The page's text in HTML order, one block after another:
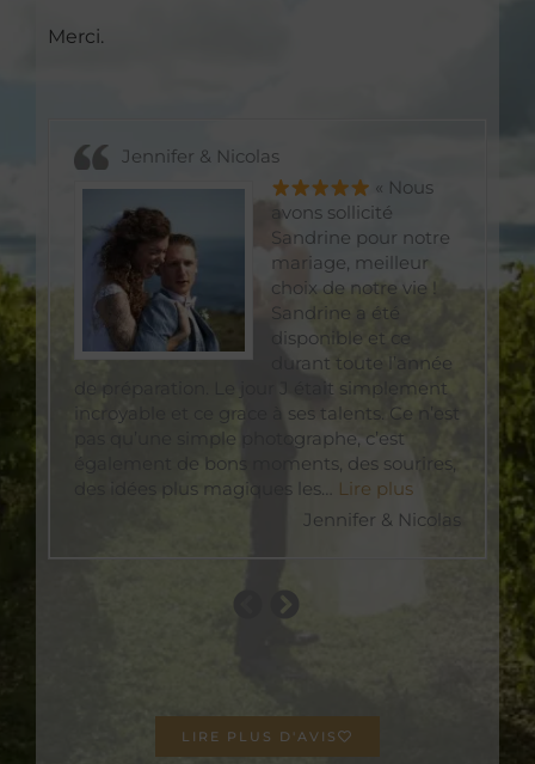
Merci.
Jennifer & Nicolas
« Nous
avons sollicité
Sandrine pour notre
mariage, meilleur
choix de notre vie !
Sandrine a été
disponible et ce
durant toute l’année
de préparation. Le jour J était simplement
incroyable et ce grace à ses talents. Ce n’est
pas qu’une simple photographe, c’est
également de bons moments, des sourires,
des idées plus magiques les… Lire plus
Jennifer & Nicolas
Slide
LIRE PLUS D'AVIS